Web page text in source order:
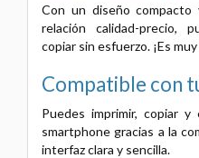
Con un diseño
relación calidad-precio,
copiar sin esfuerzo. ¡Es
Compatible con
Puedes imprimir, copiar
smartphone gracias a la
interfaz clara y sencilla.